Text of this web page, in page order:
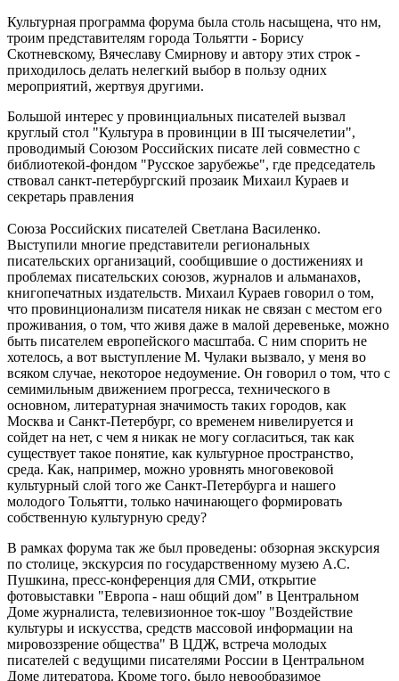
Культурная программа форума была столь насыщена, что нм,
троим представителям города Тольятти - Борису
Скотневскому, Вячеславу Смирнову и автору этих строк -
приходилось делать нелегкий выбор в пользу одних
мероприятий, жертвуя другими.
Большой интерес у провинциальных писателей вызвал
круглый стол "Культура в провинции в III тысячелетии",
проводимый Союзом Российских писате лей совместно с
библиотекой-фондом "Русское зарубежье", где председатель
ствовал санкт-петербургский прозаик Михаил Кураев и
секретарь правления
Союза Российских писателей Светлана Василенко.
Выступили многие представители региональных
писательских организаций, сообщившие о достижениях и
проблемах писательских союзов, журналов и альманахов,
книгопечатных издательств. Михаил Кураев говорил о том,
что провинционализм писателя никак не связан с местом его
проживания, о том, что живя даже в малой деревеньке, можно
быть писателем европейского масштаба. С ним спорить не
хотелось, а вот выступление М. Чулаки вызвало, у меня во
всяком случае, некоторое недоумение. Он говорил о том, что с
семимильным движением прогресса, технического в
основном, литературная значимость таких городов, как
Москва и Санкт-Петербург, со временем нивелируется и
сойдет на нет, с чем я никак не могу согласиться, так как
существует такое понятие, как культурное пространство,
среда. Как, например, можно уровнять многовековой
культурный слой того же Санкт-Петербурга и нашего
молодого Тольятти, только начинающего формировать
собственную культурную среду?
В рамках форума так же был проведены: обзорная экскурсия
по столице, экскурсия по государственному музею А.С.
Пушкина, пресс-конференция для СМИ, открытие
фотовыставки "Европа - наш общий дом" в Центральном
Доме журналиста, телевизионное ток-шоу "Воздействие
культуры и искусства, средств массовой информации на
мировоззрение общества" В ЦДЖ, встреча молодых
писателей с ведущими писателями России в Центральном
Доме литератора. Кроме того, было невообразимое